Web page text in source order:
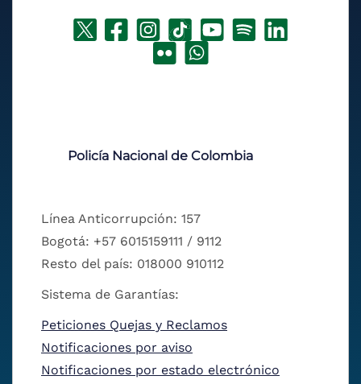
Policía Nacional de Colombia
Línea Anticorrupción: 157
Bogotá: +57 6015159111 / 9112
Resto del país: 018000 910112
Sistema de Garantías:
Peticiones Quejas y Reclamos
Notificaciones por aviso
Notificaciones por estado electrónico